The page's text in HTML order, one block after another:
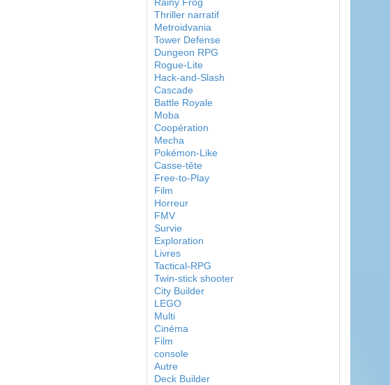
Thriller narratif
Metroidvania
Tower Defense
Dungeon RPG
Rogue-Lite
Hack-and-Slash
Cascade
Battle Royale
Moba
Coopération
Mecha
Pokémon-Like
Casse-tête
Free-to-Play
Film
Horreur
FMV
Survie
Exploration
Livres
Tactical-RPG
Twin-stick shooter
City Builder
LEGO
Multi
Cinéma
Film
console
Autre
Deck Builder